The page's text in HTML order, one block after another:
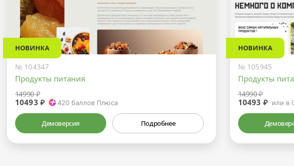
НОВИНКА
№ 104347
Продукты питания
14990 ₽
10493 ₽ 420 баллов Плюса
Демоверсия Подробнее
НОВИНКА
№ 105945
Продукты
14990 ₽
10493 ₽ или в